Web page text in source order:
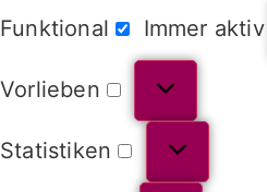
Funktional
Immer aktiv
Vorlieben
Statistiken